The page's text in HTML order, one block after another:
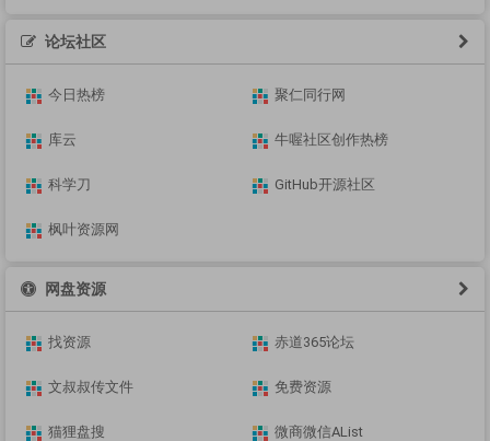
论坛社区
今日热榜 聚仁同行网
库云 牛喔社区创作热榜
科学刀 GitHub开源社区
枫叶资源网
网盘资源
找资源 赤道365论坛
文叔叔传文件 免费资源
猫狸盘搜 微商微信AList